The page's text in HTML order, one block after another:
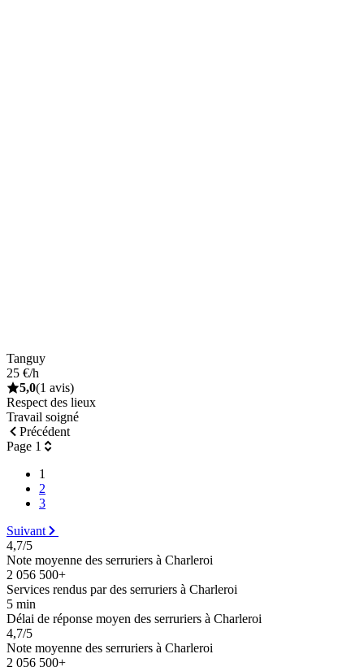
Tanguy
25 €/h
5,0(1 avis)
Respect des lieux
Travail soigné
Précédent
Page 1
1
2
3
Suivant
4,7/5
Note moyenne des serruriers à Charleroi
2 056 500+
Services rendus par des serruriers à Charleroi
5 min
Délai de réponse moyen des serruriers à Charleroi
4,7/5
Note moyenne des serruriers à Charleroi
2 056 500+